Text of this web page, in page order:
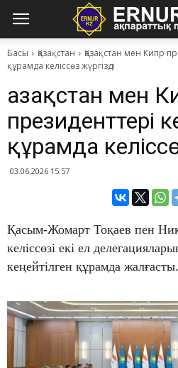
Басы Қазақстан
Қазақстан мен Кипр
құрамда келіссөз жүргізді
Қазақстан мен
президенттері
құрамда
03.06.2026 15:57
Қасым-Жомарт Тоқаев пен
келіссөзі екі ел
кеңейтілген құрамда жалғасты.